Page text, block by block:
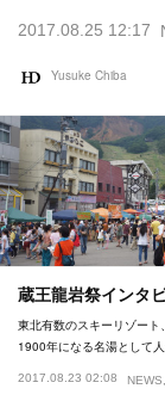
2017.08.25 12:17
Yusuke Chiba
蔵王龍岩祭イン
東北有数のスキーリゾート
1900年になる名湯として
2017.08.23 02:08 NEWS